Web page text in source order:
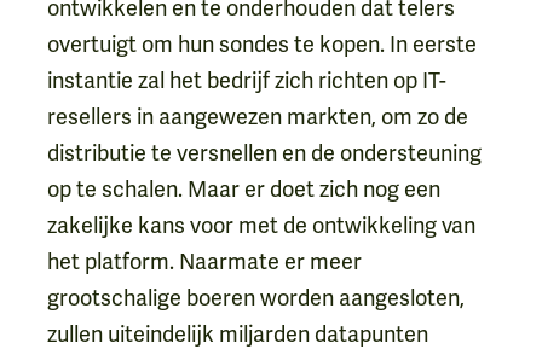
ontwikkelen en te onderhouden dat telers
overtuigt om hun sondes te kopen. In eerste
instantie zal het bedrijf zich richten op IT-
resellers in aangewezen markten, om zo de
distributie te versnellen en de ondersteuning
op te schalen. Maar er doet zich nog een
zakelijke kans voor met de ontwikkeling van
het platform. Naarmate er meer
grootschalige boeren worden aangesloten,
zullen uiteindelijk miljarden datapunten